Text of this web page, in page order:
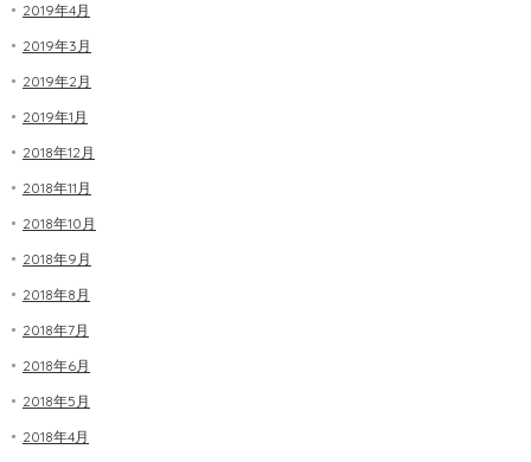
2019年4月
2019年3月
2019年2月
2019年1月
2018年12月
2018年11月
2018年10月
2018年9月
2018年8月
2018年7月
2018年6月
2018年5月
2018年4月